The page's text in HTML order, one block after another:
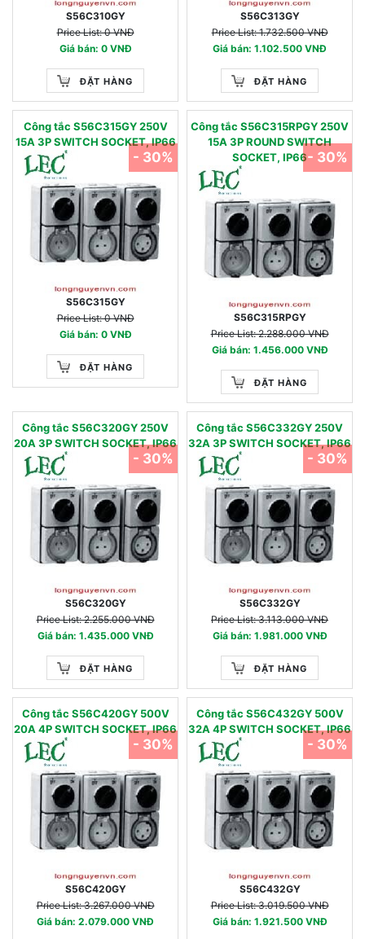
S56C310GY
Price List: 0 VNĐ
Giá bán: 0 VNĐ
ĐẶT HÀNG
S56C313GY
Price List: 1.732.500 VNĐ
Giá bán: 1.102.500 VNĐ
ĐẶT HÀNG
Công tắc S56C315GY 250V
15A 3P SWITCH SOCKET, IP66
S56C315GY
Price List: 0 VNĐ
Giá bán: 0 VNĐ
ĐẶT HÀNG
- 30%
Công tắc S56C315RPGY 250V
15A 3P ROUND SWITCH
SOCKET, IP66
S56C315RPGY
Price List: 2.288.000 VNĐ
Giá bán: 1.456.000 VNĐ
ĐẶT HÀNG
- 30%
Công tắc S56C320GY 250V
20A 3P SWITCH SOCKET, IP66
S56C320GY
Price List: 2.255.000 VNĐ
Giá bán: 1.435.000 VNĐ
ĐẶT HÀNG
- 30%
Công tắc S56C332GY 250V
32A 3P SWITCH SOCKET, IP66
S56C332GY
Price List: 3.113.000 VNĐ
Giá bán: 1.981.000 VNĐ
ĐẶT HÀNG
- 30%
Công tắc S56C420GY 500V
20A 4P SWITCH SOCKET, IP66
S56C420GY
Price List: 3.267.000 VNĐ
Giá bán: 2.079.000 VNĐ
- 30%
Công tắc S56C432GY 500V
32A 4P SWITCH SOCKET, IP66
S56C432GY
Price List: 3.019.500 VNĐ
Giá bán: 1.921.500 VNĐ
- 30%